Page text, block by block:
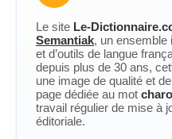
Le site Le-
Semantiak, un ensemble
et d’outils de langue
depuis plus de 30 ans,
une image de qualité et
page dédiée au mot
travail régulier de mise à
éditoriale.